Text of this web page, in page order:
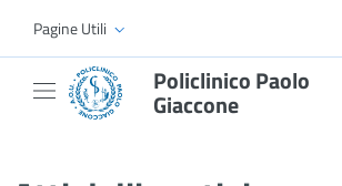
Skip to Main Content
Pagine Utili
Policlinico Paolo
Giaccone